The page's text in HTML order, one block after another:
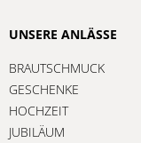
UNSERE ANLÄSSE
BRAUTSCHMUCK
GESCHENKE
HOCHZEIT
JUBILÄUM